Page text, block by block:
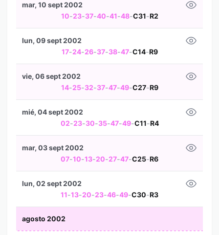
10-23-37-40-41-48-C31-R2
mar, 10 sept 2002
17-24-26-37-38-47-C14-R9
lun, 09 sept 2002
14-25-32-37-47-49-C27-R9
vie, 06 sept 2002
02-23-30-35-47-49-C11-R4
mié, 04 sept 2002
07-10-13-20-27-47-C25-R6
mar, 03 sept 2002
11-13-20-23-46-49-C30-R3
lun, 02 sept 2002
agosto 2002